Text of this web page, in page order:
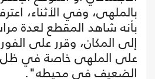
بالملهى، وفي الأثناء،
بأنه شاهد المقطع لعدة
إلى المكان، وقرر على
على الملهى خاصة في ظل
الضعيف في محيطه".